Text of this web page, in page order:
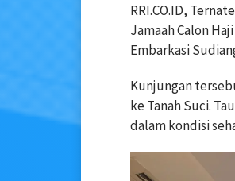
RRI.CO.ID,
Jamaah Calon
Embarkasi
Kunjungan
ke Tanah Suci.
dalam kondisi